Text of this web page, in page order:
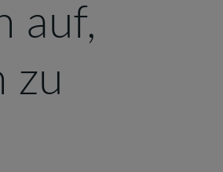
auf,
zu